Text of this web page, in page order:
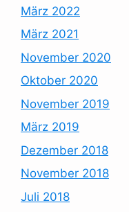
März 2022
März 2021
November 2020
Oktober 2020
November 2019
März 2019
Dezember 2018
November 2018
Juli 2018